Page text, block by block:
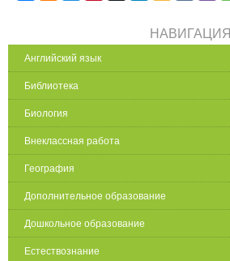
НАВИГАЦИЯ
Английский язык
Библиотека
Биология
Внеклассная работа
География
Дополнительное образование
Дошкольное образование
Естествознание